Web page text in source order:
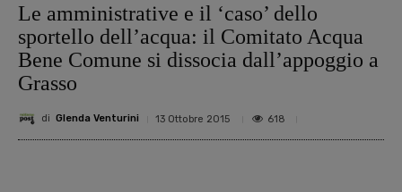
Le amministrative e il ‘caso’ dello
sportello dell’acqua: il Comitato Acqua
Bene Comune si dissocia dall’appoggio a
Grasso
di Glenda Venturini 13 Ottobre 2015 618